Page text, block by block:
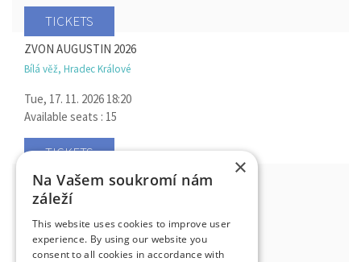
TICKETS
ZVON AUGUSTIN 2026
Bílá věž, Hradec Králové
Tue, 17. 11. 2026 18:20
Available seats : 15
TICKETS
ZVON AUGUSTIN 2026
Bílá věž, Hradec Králové
Mon, 23. 11. 202609:50
Available seats : 15
×
Na Vašem soukromí nám
záleží
This website uses cookies to improve user
experience. By using our website you
consent to all cookies in accordance with